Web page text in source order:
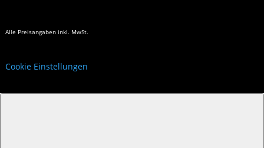
Alle Preisangaben inkl. MwSt.
Cookie Einstellungen